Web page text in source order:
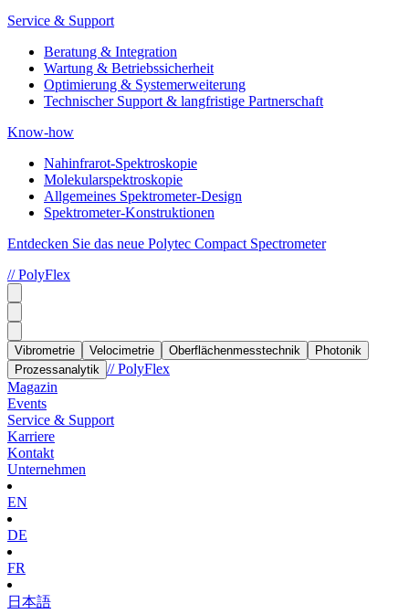
Service & Support
Beratung & Integration
Wartung & Betriebssicherheit
Optimierung & Systemerweiterung
Technischer Support & langfristige Partnerschaft
Know-how
Nahinfrarot-Spektroskopie
Molekularspektroskopie
Allgemeines Spektrometer-Design
Spektrometer-Konstruktionen
Entdecken Sie das neue Polytec Compact Spectrometer
// PolyFlex
Vibrometrie Velocimetrie Oberflächenmesstechnik
Photonik
Prozessanalytik // PolyFlex
Magazin
Events
Service & Support
Karriere
Kontakt
Unternehmen
EN
DE
FR
日本語